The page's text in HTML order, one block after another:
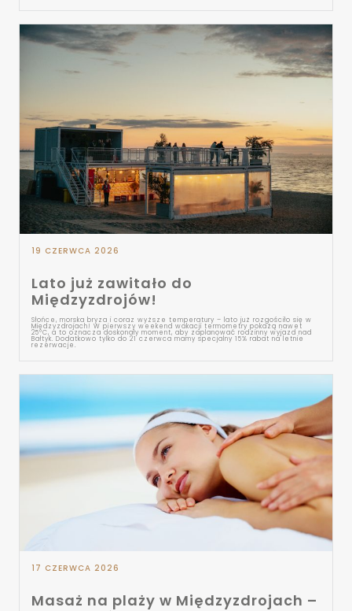
19 CZERWCA 2026
Lato już zawitało do
Międzyzdrojów!
Słońce, morska bryza i coraz wyższe temperatury – lato już rozgościło się w
Międzyzdrojach! W pierwszy weekend wakacji termometry pokażą nawet
25°C, a to oznacza doskonały moment, aby zaplanować rodzinny wyjazd nad
Bałtyk. Dodatkowo tylko do 21 czerwca mamy specjalny 15% rabat na letnie
rezerwacje.
17 CZERWCA 2026
Masaż na plaży w Międzyzdrojach –